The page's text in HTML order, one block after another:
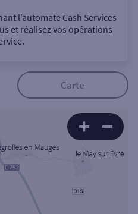
de moi
l’automate Cash Services
et réalisez vos opérations
Carte